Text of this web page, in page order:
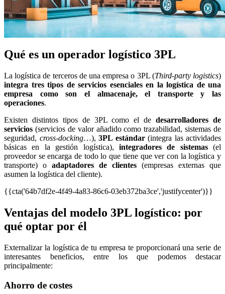
Qué es un operador logístico 3PL
La logística de terceros de una empresa o 3PL (Third-party logistics)
integra tres tipos de servicios esenciales en la logística de una
empresa como son el almacenaje, el transporte y las
operaciones.
Existen distintos tipos de 3PL como el dedesarrolladores de
servicios (servicios de valor añadido como trazabilidad, sistemas de
seguridad, cross-docking…), 3PL estándar(integra las actividades
básicas en la gestión logística), integradores de sistemas(el
proveedor se encarga de todo lo que tiene que ver con la logística y
transporte) o adaptadores de clientes (empresas externas que
asumen la logística del cliente).
{{cta('64b7df2e-4f49-4a83-86c6-03eb372ba3ce','justifycenter')}}
Ventajas del modelo 3PL logístico: por
qué optar por él
Externalizar la logística de tu empresa te proporcionará una serie de
interesantes beneficios, entre los que podemos destacar
principalmente:
Ahorro de costes